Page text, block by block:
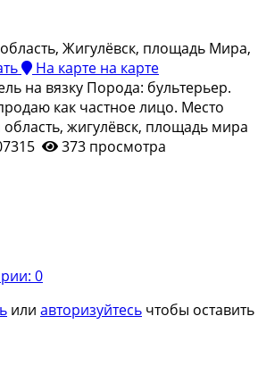
Жигулёвск, площадь Мира,
На карте на карте
на вязку Порода: бультерьер.
как частное лицо. Место
область, жигулёвск, площадь мира
373 просмотра
0
или авторизуйтесь чтобы оставить